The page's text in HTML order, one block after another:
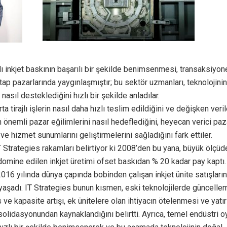
inkjet baskının başarılı bir şekilde benimsenmesi,
pazarlarında yaygınlaşmıştır; bu sektör uzmanları,
desteklediğini hızlı bir şekilde anladılar.
tirajlı işlerin nasıl daha hızlı teslim edildiğini ve değişken
önemli pazar eğilimlerini nasıl hedeflediğini, heyecan verici
hizmet sunumlarını geliştirmelerini sağladığını fark ettiler.
Strategies rakamları belirtiyor ki 2008’den bu yana, büyük
edilen inkjet üretimi ofset baskıdan % 20 kadar pay kaptı.
yılında dünya çapında bobinden çalışan inkjet ünite
IT Strategies bunun kısmen, eski teknolojilerde
kapasite artışı, ek ünitelere olan ihtiyacın ötelenmesi ve
kaynaklandığını belirtti. Ayrıca, temel endüstri